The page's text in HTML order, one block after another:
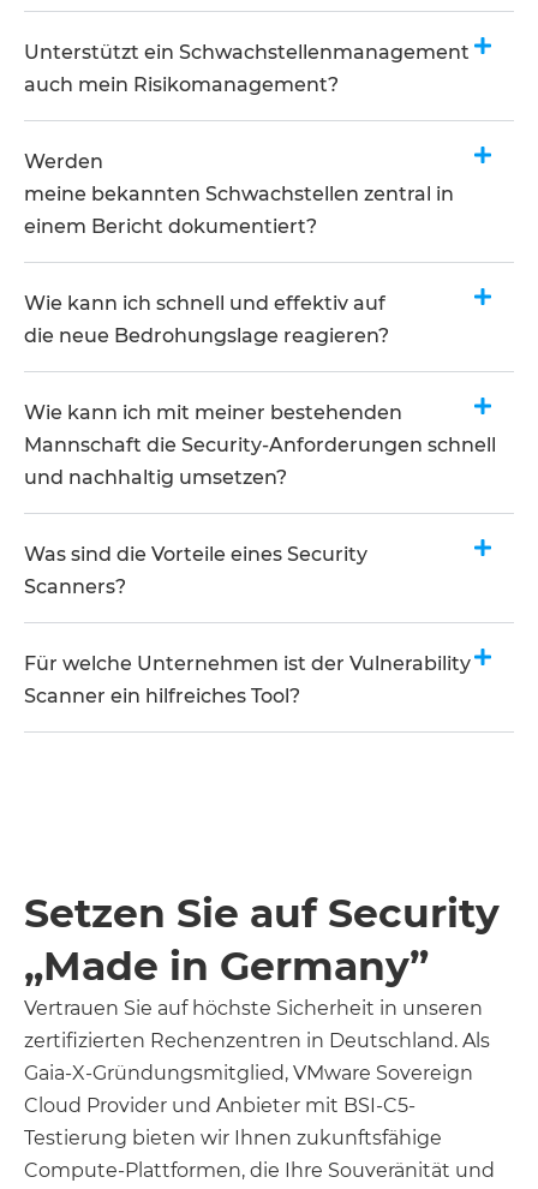
Unterstützt ein Schwachstellenmanagement
auch mein Risikomanagement?​
Werden
meine bekannten Schwachstellen zentral in
einem Bericht dokumentiert?​
Wie kann ich schnell und effektiv auf
die neue Bedrohungslage reagieren?​
Wie kann ich mit meiner bestehenden
Mannschaft die Security-Anforderungen schnell
und nachhaltig umsetzen?​
Was sind die Vorteile eines Security
Scanners?
Für welche Unternehmen ist der Vulnerability
Scanner ein hilfreiches Tool?
Setzen Sie auf Security
„Made in Germany”
Vertrauen Sie auf höchste Sicherheit in unseren
zertifizierten Rechenzentren in Deutschland. Als
Gaia-X-Gründungsmitglied, VMware Sovereign
Cloud Provider und Anbieter mit BSI-C5-
Testierung bieten wir Ihnen zukunftsfähige
Compute-Plattformen, die Ihre Souveränität und